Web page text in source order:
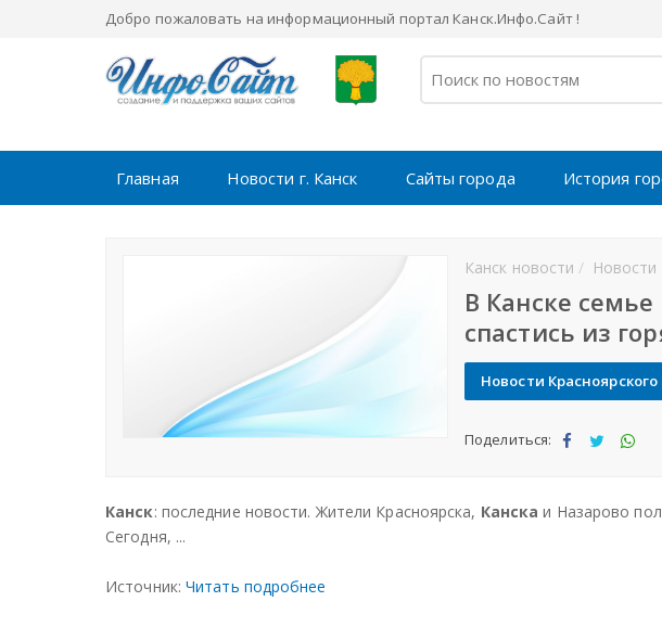
Добро пожаловать на информационный портал Канск.Инфо.Сайт !
Главная Новости г. Канск Сайты города История
Канск новости Новости
В Канске
спастись из
Новости Красноярского
Поделиться:
тьс тьс тьс
Канск: последние новости. Жители Красноярска, Канска и Назарово
Сегодня, ...
Источник: Читать подробнее